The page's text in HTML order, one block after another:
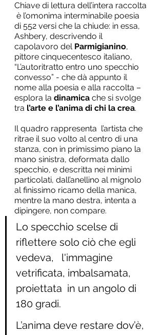
Chiave di lettura dell’intera raccolta
è l’omonima interminabile poesia
di 552 versi che la chiude: in essa,
Ashbery, descrivendo il
capolavoro del Parmigianino,
pittore cinquecentesco italiano,
“L’autoritratto entro uno specchio
convesso” - che dà appunto il
nome alla poesia e alla raccolta –
esplora la dinamica che si svolge
tra l’arte e l’anima di chi la crea.
Il quadro rappresenta  l’artista che
ritrae il suo volto al centro di una
stanza, con in primissimo piano la
mano sinistra, deformata dallo
specchio, e descritta nei minimi
particolati, dall’anellino al mignolo
al finissimo ricamo della manica,
mentre la mano destra, intenta a
dipingere, non compare.
Lo specchio scelse di
riflettere solo ciò che egli
vedeva,   l'immagine
vetrificata, imbalsamata,
proiettata  in un angolo di
180 gradi.
L’anima deve restare dov’è,